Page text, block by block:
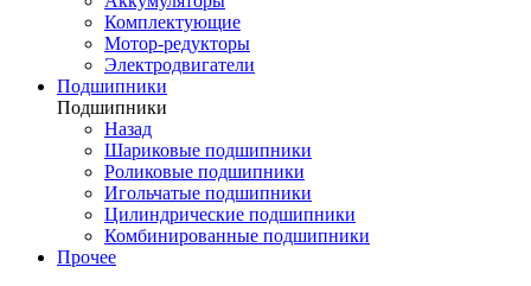
Комплектующие
Мотор-редукторы
Электродвигатели
Подшипники
Подшипники
Назад
Шариковые подшипники
Роликовые подшипники
Игольчатые подшипники
Цилиндрические подшипники
Комбинированные подшипники
Прочее